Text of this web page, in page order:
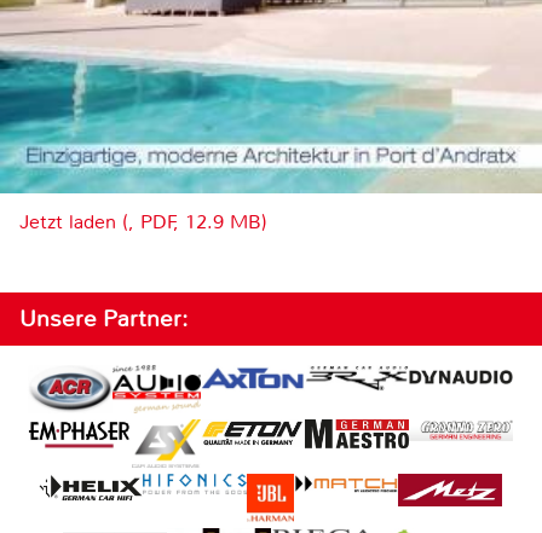
Jetzt laden (, PDF, 12.9 MB)
Unsere Partner: